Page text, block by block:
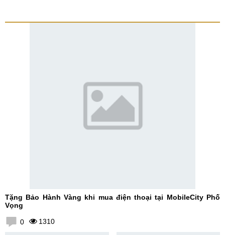
Tặng Bảo Hành Vàng khi mua điện thoại tại MobileCity Phố
Vọng
0 1310